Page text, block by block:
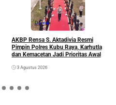
Daerah
AKBP Rensa S. Aktadivia Resmi
Pimpin Polres Kubu Raya, Karhutla
dan Kemacetan Jadi Prioritas Awal
3 Agustus 2026